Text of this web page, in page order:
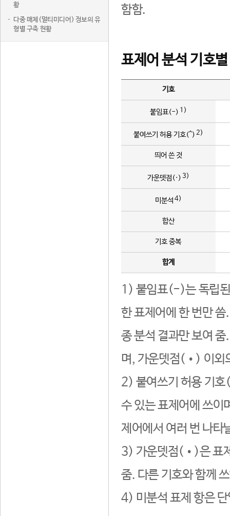
황
다중 매체(멀티미디어) 정보의 유
형별 구축 현황
함함.
표제어 분석 기호
기호
붙임표(-) 1)
붙여쓰기 허용 기호(^) 2)
띄어 쓴 것
가운뎃점(·) 3)
미분석 4)
합산
기호 중복
합계
1) 붙임표(-)는 독립된
한 표제어에 한 번만
종 분석 결과만 보여
며, 가운뎃점(•) 이외
2) 붙여쓰기 허용 기호
수 있는 표제어에 쓰이
제어에서 여러 번 나타
3) 가운뎃점(•)은 표
줌. 다른 기호와 함께
4) 미분석 표제 항은